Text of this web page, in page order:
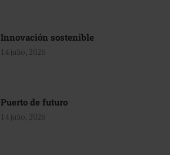
Innovación sostenible
14 julio, 2026
Puerto de futuro
14 julio, 2026